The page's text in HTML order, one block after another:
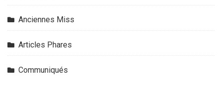
Anciennes Miss
Articles Phares
Communiqués